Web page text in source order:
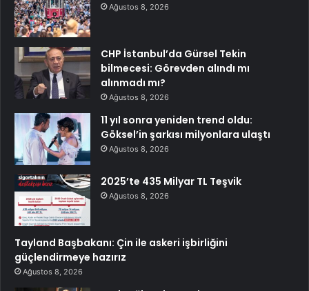
Ağustos 8, 2026
CHP İstanbul’da Gürsel Tekin
bilmecesi: Görevden alındı mı
alınmadı mı?
Ağustos 8, 2026
11 yıl sonra yeniden trend oldu:
Göksel’in şarkısı milyonlara ulaştı
Ağustos 8, 2026
2025’te 435 Milyar TL Teşvik
Ağustos 8, 2026
Tayland Başbakanı: Çin ile askeri işbirliğini
güçlendirmeye hazırız
Ağustos 8, 2026